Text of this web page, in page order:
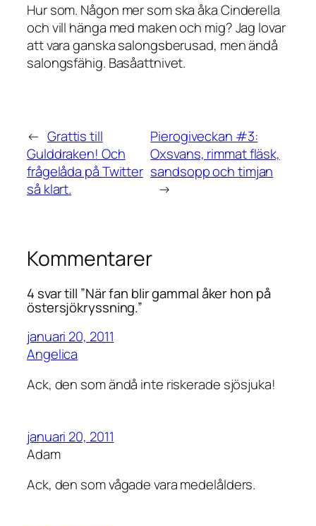
Hur som. Någon mer som ska åka Cinderella
och vill hänga med maken och mig? Jag lovar
att vara ganska salongsberusad, men ändå
salongsfähig. Basåattnivet.
← Grattis till
Gulddraken! Och
frågelåda på Twitter
så klart.
Pierogiveckan #3:
Oxsvans, rimmat fläsk,
sandsopp och timjan
→
Kommentarer
4 svar till ”När fan blir gammal åker hon på
östersjökryssning.”
januari 20, 2011
Angelica
Ack, den som ändå inte riskerade sjösjuka!
januari 20, 2011
Adam
Ack, den som vågade vara medelålders.